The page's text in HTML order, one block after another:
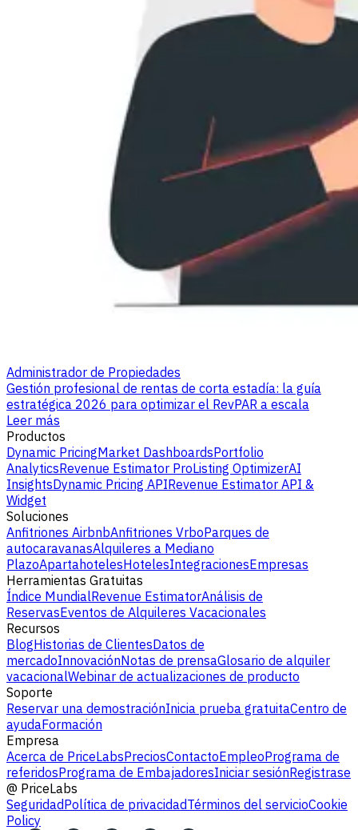
Administrador de Propiedades
Gestión profesional de rentas de corta estadía: la guía
estratégica 2026 para optimizar el RevPAR a escala
Leer más
Productos
Dynamic PricingMarket DashboardsPortfolio
AnalyticsRevenue Estimator ProListing OptimizerAI
InsightsDynamic Pricing APIRevenue Estimator API &
Widget
Soluciones
Anfitriones AirbnbAnfitriones VrboParques de
autocaravanasAlquileres a Mediano
PlazoApartahotelesHotelesIntegracionesEmpresas
Herramientas Gratuitas
Índice MundialRevenue EstimatorAnálisis de
ReservasEventos de Alquileres Vacacionales
Recursos
BlogHistorias de ClientesDatos de
mercadoInnovaciónNotas de prensaGlosario de alquiler
vacacionalWebinar de actualizaciones de producto
Soporte
Reservar una demostraciónInicia prueba gratuitaCentro de
ayudaFormación
Empresa
Acerca de PriceLabsPreciosContactoEmpleoPrograma de
referidosPrograma de EmbajadoresIniciar sesiónRegistrase
@ PriceLabs
SeguridadPolítica de privacidadTérminos del servicioCookie
Policy